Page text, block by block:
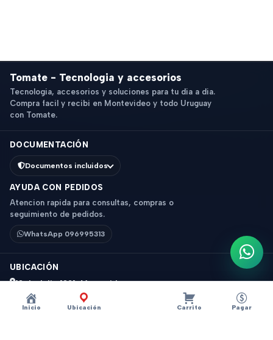
Inicio Ubicación Carrito Pagar
Tomate - Tecnologia y accesorios
Tecnologia, accesorios y soluciones para tu dia a dia.
Compra facil y recibi en Montevideo y todo Uruguay
con Tomate.
DOCUMENTACIÓN
Documentos incluidos
AYUDA CON PEDIDOS
Atencion rapida para consultas, compras o
seguimiento de pedidos.
WhatsApp 096995313
UBICACIÓN
18 de Julio 1831, Montevideo
Horario: 9 a 18 hs